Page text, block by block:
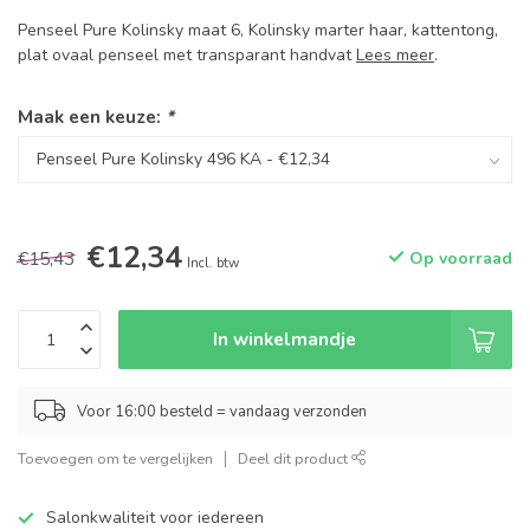
Penseel Pure Kolinsky maat 6, Kolinsky marter haar, kattentong,
plat ovaal penseel met transparant handvatLees meer.
Maak een keuze: *
€15,43 €12,34 Incl. btw Op voorraad
In winkelmandje
Voor 16:00 besteld = vandaag verzonden
Toevoegen om te vergelijken Deel dit product
Salonkwaliteit voor iedereen